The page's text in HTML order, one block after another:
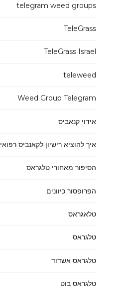
telegram weed groups
TeleGrass
TeleGrass Israel
teleweed
Weed Group Telegram
אידוי קנאביס
איך להוציא רישיון לקאנביס רפואי
הסיפור מאחורי טלגראס
הפרופסור כיוונים
טלאגראס
טלגראס
טלגראס אשדוד
טלגראס בוט